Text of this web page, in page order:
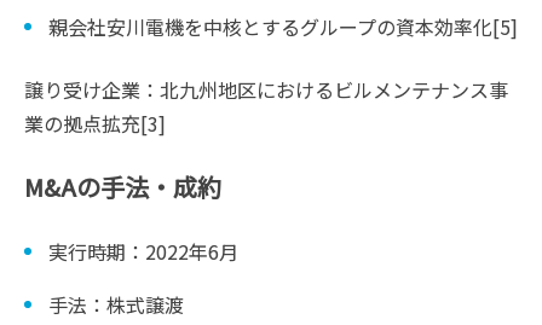
親会社安川電機を中核とするグループの資本効率化[5]
譲り受け企業：北九州地区におけるビルメンテナンス事
業の拠点拡充[3]
M&Aの手法・成約
実行時期：2022年6月
手法：株式譲渡